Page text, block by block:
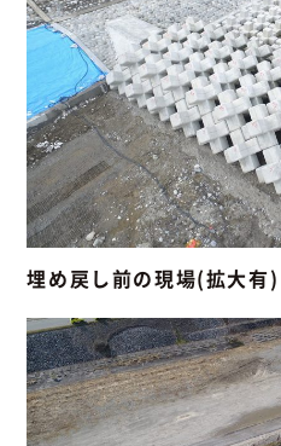
埋め戻し前の現場(拡大有)